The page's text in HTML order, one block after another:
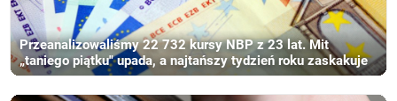
Przeanalizowaliśmy 22 732 kursy NBP z 23 lat. Mit
„taniego piątku" upada, a najtańszy tydzień roku zaskakuje